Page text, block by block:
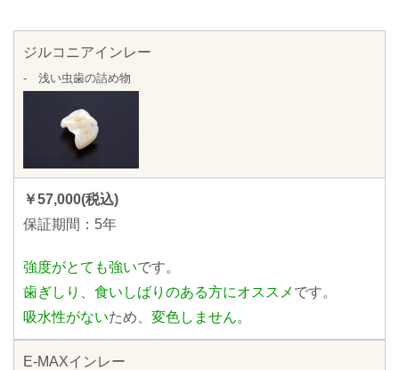
ジルコニアインレー
- 浅い虫歯の詰め物
￥57,000(税込)
保証期間：5年
強度がとても強いです。
歯ぎしり、食いしばりのある方にオススメ です。
吸水性がないため、 変色しません。
E-MAXインレー